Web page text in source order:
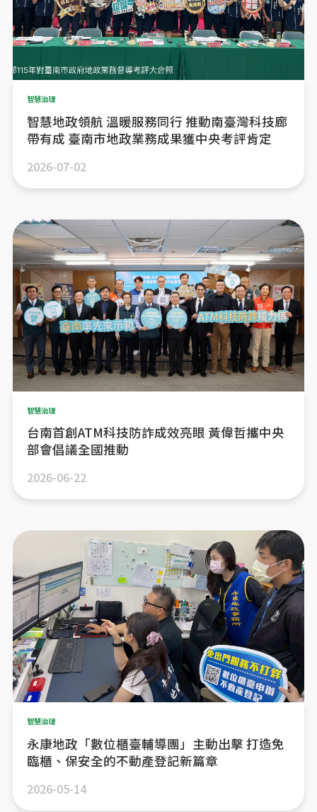
智慧地政領航 溫暖服務同行 推動南臺灣科技廊
帶有成 臺南市地政業務成果獲中央考評肯定
智慧治理
2026-07-02
台南首創ATM科技防詐成效亮眼 黃偉哲攜中央
部會倡議全國推動
智慧治理
2026-06-22
永康地政「數位櫃臺輔導團」主動出擊 打造免
臨櫃、保安全的不動產登記新篇章
智慧治理
2026-05-14